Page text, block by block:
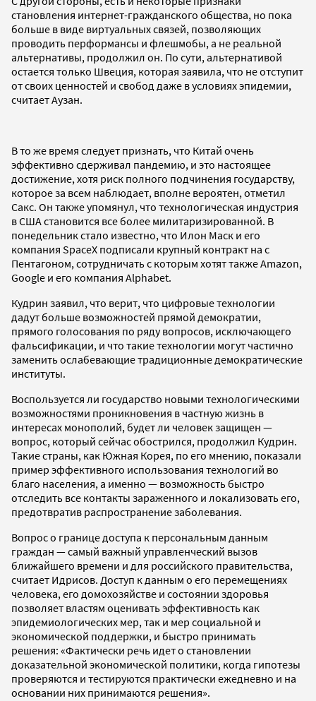
становления интернет-гражданского общества, но пока
больше в виде виртуальных связей, позволяющих
проводить перформансы и флешмобы, а не реальной
альтернативы, продолжил он. По сути, альтернативой
остается только Швеция, которая заявила, что не отступит
от своих ценностей и свобод даже в условиях эпидемии,
считает Аузан.
В то же время следует признать, что Китай очень
эффективно сдерживал пандемию, и это настоящее
достижение, хотя риск полного подчинения государству,
которое за всем наблюдает, вполне вероятен, отметил
Сакс. Он также упомянул, что технологическая индустрия
в США становится все более милитаризированной. В
понедельник стало известно, что Илон Маск и его
компания SpaceX подписали крупный контракт на с
Пентагоном, сотрудничать с которым хотят также Amazon,
Google и его компания Alphabet.
Кудрин заявил, что верит, что цифровые технологии
дадут больше возможностей прямой демократии,
прямого голосования по ряду вопросов, исключающего
фальсификации, и что такие технологии могут частично
заменить ослабевающие традиционные демократические
институты.
Воспользуется ли государство новыми технологическими
возможностями проникновения в частную жизнь в
интересах монополий, будет ли человек защищен —
вопрос, который сейчас обострился, продолжил Кудрин.
Такие страны, как Южная Корея, по его мнению, показали
пример эффективного использования технологий во
благо населения, а именно — возможность быстро
отследить все контакты зараженного и локализовать его,
предотвратив распространение заболевания.
Вопрос о границе доступа к персональным данным
граждан — самый важный управленческий вызов
ближайшего времени и для российского правительства,
считает Идрисов. Доступ к данным о его перемещениях
человека, его домохозяйстве и состоянии здоровья
позволяет властям оценивать эффективность как
эпидемиологических мер, так и мер социальной и
экономической поддержки, и быстро принимать
решения: «Фактически речь идет о становлении
доказательной экономической политики, когда гипотезы
проверяются и тестируются практически ежедневно и на
основании них принимаются решения».